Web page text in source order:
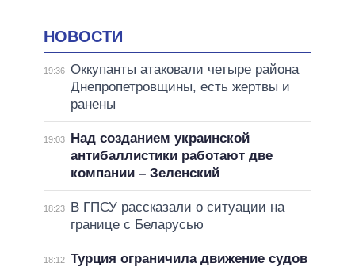
НОВОСТИ
19:36 Оккупанты атаковали четыре района
Днепропетровщины, есть жертвы и
ранены
19:03
Над созданием украинской
антибаллистики работают две
компании – Зеленский
18:23
В ГПСУ рассказали о ситуации на
границе с Беларусью
18:12 Турция ограничила движение судов